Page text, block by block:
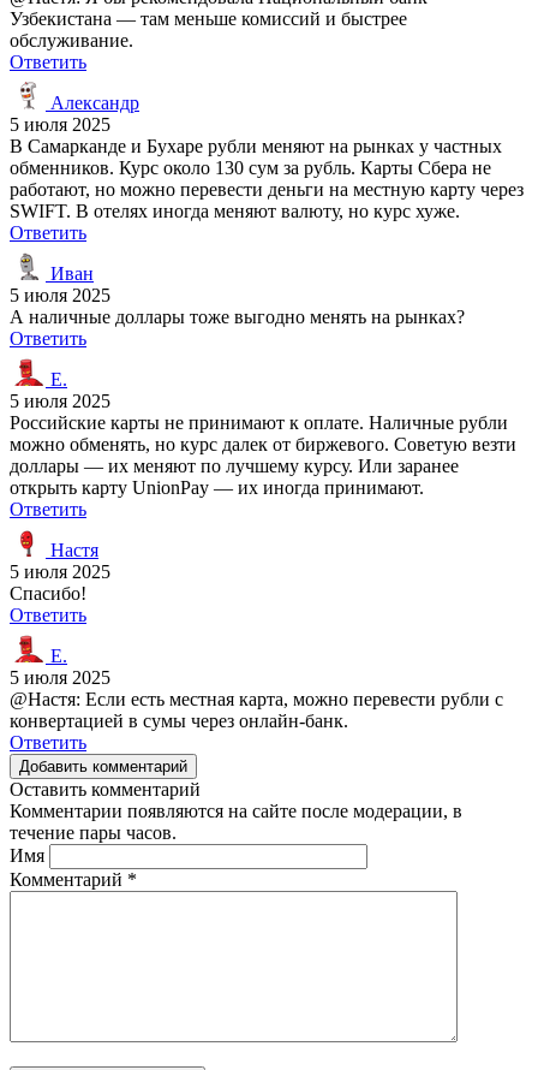
Узбекистана — там меньше комиссий и быстрее
обслуживание.
Ответить
Александр
5 июля 2025
В Самарканде и Бухаре рубли меняют на рынках у частных
обменников. Курс около 130 сум за рубль. Карты Сбера не
работают, но можно перевести деньги на местную карту через
SWIFT. В отелях иногда меняют валюту, но курс хуже.
Ответить
Иван
5 июля 2025
А наличные доллары тоже выгодно менять на рынках?
Ответить
Е.
5 июля 2025
Российские карты не принимают к оплате. Наличные рубли
можно обменять, но курс далек от биржевого. Советую везти
доллары — их меняют по лучшему курсу. Или заранее
открыть карту UnionPay — их иногда принимают.
Ответить
Настя
5 июля 2025
Спасибо!
Ответить
Е.
5 июля 2025
@Настя: Если есть местная карта, можно перевести рубли с
конвертацией в сумы через онлайн-банк.
Ответить
Добавить комментарий
Оставить комментарий
Комментарии появляются на сайте после модерации, в
течение пары часов.
Имя
Комментарий *